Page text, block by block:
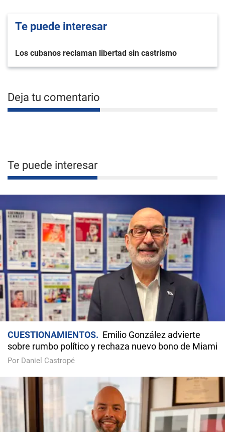
Te puede interesar
Los cubanos reclaman libertad sin castrismo
Deja tu comentario
Te puede interesar
CUESTIONAMIENTOS
Emilio González advierte
sobre rumbo político y rechaza nuevo bono de Miami
Por Daniel Castropé